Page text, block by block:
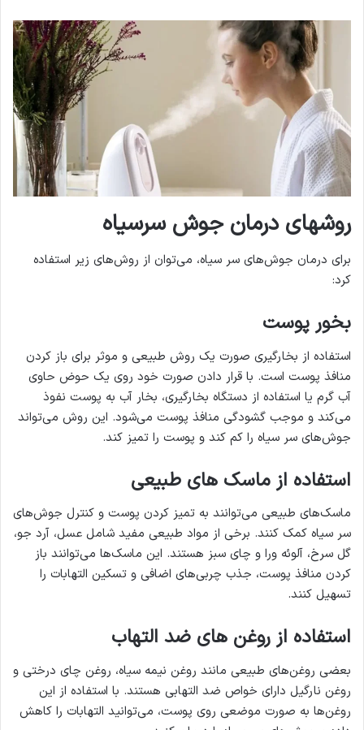
روشهای درمان جوش سرسیاه
برای درمان جوش‌های سر سیاه، می‌توان از روش‌های زیر استفاده
کرد:
بخور پوست
استفاده از بخارگیری صورت یک روش طبیعی و موثر برای باز کردن
منافذ پوست است. با قرار دادن صورت خود روی یک حوض حاوی
آب گرم یا استفاده از دستگاه بخارگیری، بخار آب به پوست نفوذ
می‌کند و موجب گشودگی منافذ پوست می‌شود. این روش می‌تواند
جوش‌های سر سیاه را کم کند و پوست را تمیز کند.
استفاده از ماسک های طبیعی
ماسک‌های طبیعی می‌توانند به تمیز کردن پوست و کنترل جوش‌های
سر سیاه کمک کنند. برخی از مواد طبیعی مفید شامل عسل، آرد جو،
گل سرخ، آلوئه ورا و چای سبز هستند. این ماسک‌ها می‌توانند باز
کردن منافذ پوست، جذب چربی‌های اضافی و تسکین التهابات را
تسهیل کنند.
استفاده از روغن های ضد التهاب
بعضی روغن‌های طبیعی مانند روغن نیمه سیاه، روغن چای درختی و
روغن نارگیل دارای خواص ضد التهابی هستند. با استفاده از این
روغن‌ها به صورت موضعی روی پوست، می‌توانید التهابات را کاهش